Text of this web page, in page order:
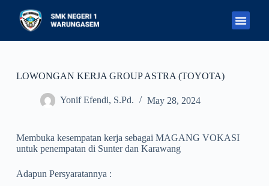
p
LOWONGAN KERJA GROUP ASTRA (TOYOTA)
Yonif Efendi, S.Pd. May 28, 2024
Membuka kesempatan kerja sebagai MAGANG VOKASI
untuk penempatan di Sunter dan Karawang
Adapun Persyaratannya :